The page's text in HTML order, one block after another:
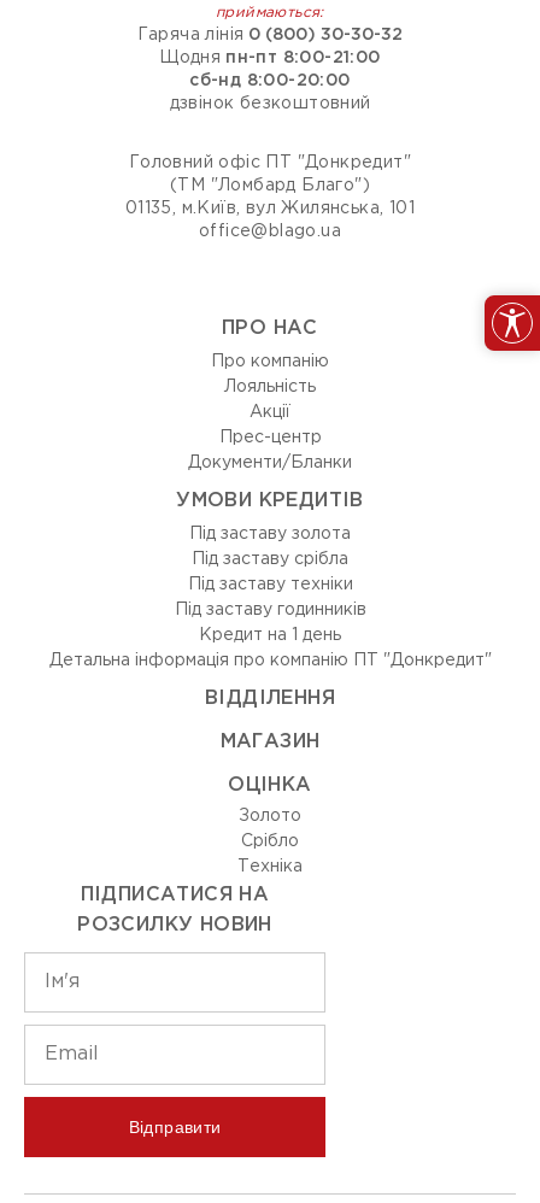
приймаються:
Гаряча лінія 0 (800) 30-30-32
Щодня пн-пт 8:00-21:00
сб-нд 8:00-20:00
дзвінок безкоштовний
Головний офіс ПТ "Донкредит"
(ТМ "Ломбард Благо")
01135, м.Київ, вул Жилянська, 101
office@blago.ua
ПРО НАС
Про компанію
Лояльність
Акції
Прес-центр
Документи/Бланки
УМОВИ КРЕДИТІВ
Під заставу золота
Під заставу срібла
Під заставу техніки
Під заставу годинників
Кредит на 1 день
Детальна інформація про компанію ПТ "Донкредит"
ВIДДIЛЕННЯ
МАГАЗИН
ОЦIНКА
Золото
Срiбло
Технiка
ПІДПИСАТИСЯ НА
РОЗСИЛКУ НОВИН
Відправити